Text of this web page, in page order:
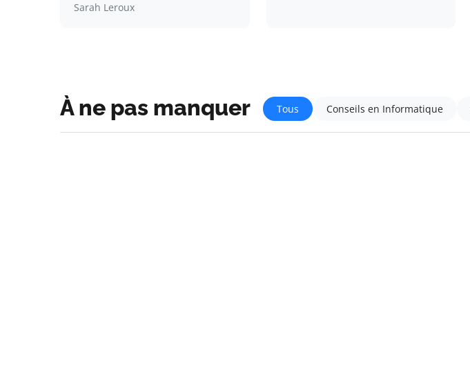
Sarah Leroux
À ne pas manquer Tous Conseils en Informatique